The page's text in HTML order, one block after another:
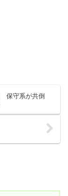
保守系が共倒